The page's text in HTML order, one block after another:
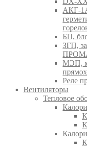
АКГ-
БП,
ЗГП,
МЭП,
Реле
Вентиляторы
Тепловое